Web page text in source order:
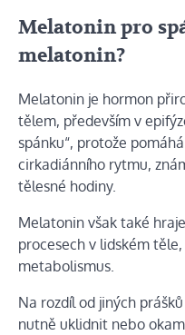
Melatonin pro
melatonin?
Melatonin je hormon
tělem, především v
spánku“, protože
cirkadiánního rytmu,
tělesné hodiny.
Melatonin však také
procesech v lidském
metabolismus.
Na rozdíl od jiných
nutně uklidnit nebo